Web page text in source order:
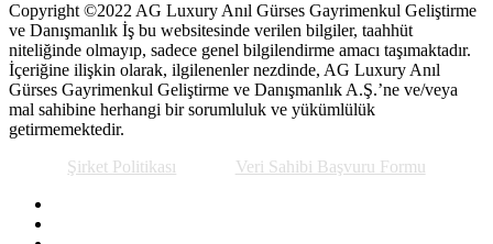
Copyright ©2022 AG Luxury Anıl Gürses Gayrimenkul Geliştirme
ve Danışmanlık İş bu websitesinde verilen bilgiler, taahhüt
niteliğinde olmayıp, sadece genel bilgilendirme amacı taşımaktadır.
İçeriğine ilişkin olarak, ilgilenenler nezdinde, AG Luxury Anıl
Gürses Gayrimenkul Geliştirme ve Danışmanlık A.Ş.’ne ve/veya
mal sahibine herhangi bir sorumluluk ve yükümlülük
getirmemektedir.
Şirket Politikası
Veri Sahibi Başvuru Formu